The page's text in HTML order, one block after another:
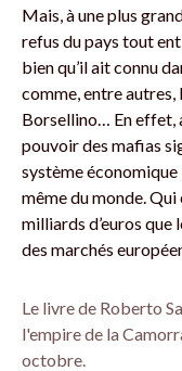
Mais, à une plus
refus du pays tout
bien qu’il ait connu
comme, entre autres,
Borsellino… En
pouvoir des mafias
système économique
même du monde.
milliards d’euros que
des marchés
Le livre de Roberto
l'empire de la
octobre.